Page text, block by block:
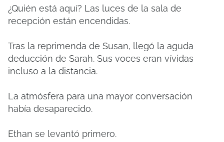
¿Quién está aquí? Las luces de la sala de
recepción están encendidas.
Tras la reprimenda de Susan, llegó la aguda
deducción de Sarah. Sus voces eran vívidas
incluso a la distancia.
La atmósfera para una mayor conversación
había desaparecido.
Ethan se levantó primero.